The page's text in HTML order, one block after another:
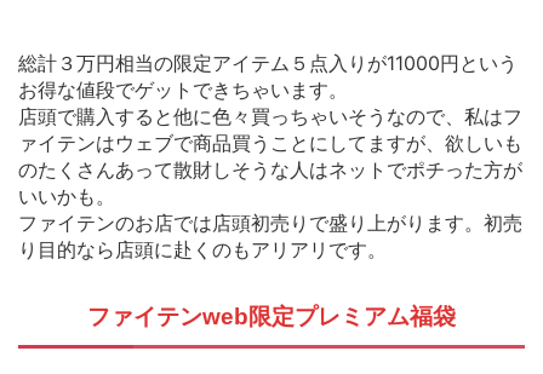
総計３万円相当の限定アイテム５点入りが11000円という
お得な値段でゲットできちゃいます。
店頭で購入すると他に色々買っちゃいそうなので、私はフ
ァイテンはウェブで商品買うことにしてますが、欲しいも
のたくさんあって散財しそうな人はネットでポチった方が
いいかも。
ファイテンのお店では店頭初売りで盛り上がります。初売
り目的なら店頭に赴くのもアリアリです。
ファイテンweb限定プレミアム福袋